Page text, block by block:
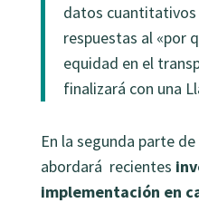
datos
respuestas al «por
equidad en el
finalizará con una
En la segunda parte
abordará recientes
implementación en